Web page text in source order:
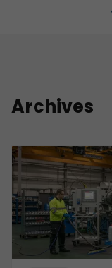
Archives